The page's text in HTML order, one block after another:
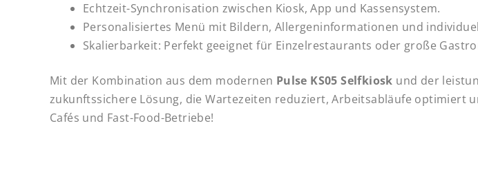
Echtzeit-Synchronisation zwischen Kiosk, App und Kassensystem.
Personalisiertes Menü mit Bildern, Allergeninformationen und
Skalierbarkeit: Perfekt geeignet für Einzelrestaurants oder große
Mit der Kombination aus dem modernen Pulse KS05 Selfkiosk und der
zukunftssichere Lösung, die Wartezeiten reduziert, Arbeitsabläufe optimiert
Cafés und Fast-Food-Betriebe!